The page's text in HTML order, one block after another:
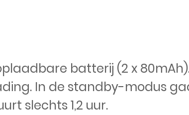
batterij (2 x
In de standby-modus
slechts 1,2 uur.